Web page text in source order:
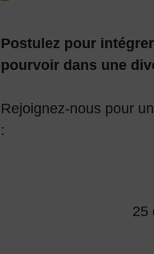
Postulez pour
pourvoir dans une
Rejoignez-nous pour
:
25